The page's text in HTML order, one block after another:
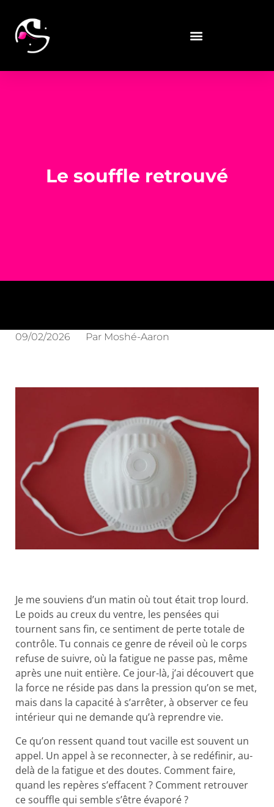
Le souffle retrouvé
09/02/2026 Par Moshé-Aaron
Je me souviens d’un matin où tout était trop lourd.
Le poids au creux du ventre, les pensées qui
tournent sans fin, ce sentiment de perte totale de
contrôle. Tu connais ce genre de réveil où le corps
refuse de suivre, où la fatigue ne passe pas, même
après une nuit entière. Ce jour-là, j’ai découvert que
la force ne réside pas dans la pression qu’on se met,
mais dans la capacité à s’arrêter, à observer ce feu
intérieur qui ne demande qu’à reprendre vie.
Ce qu’on ressent quand tout vacille est souvent un
appel. Un appel à se reconnecter, à se redéfinir, au-
delà de la fatigue et des doutes. Comment faire,
quand les repères s’effacent ? Comment retrouver
ce souffle qui semble s’être évaporé ?